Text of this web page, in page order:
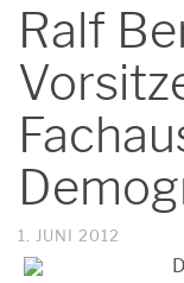
Ralf
1. JUNI 2012